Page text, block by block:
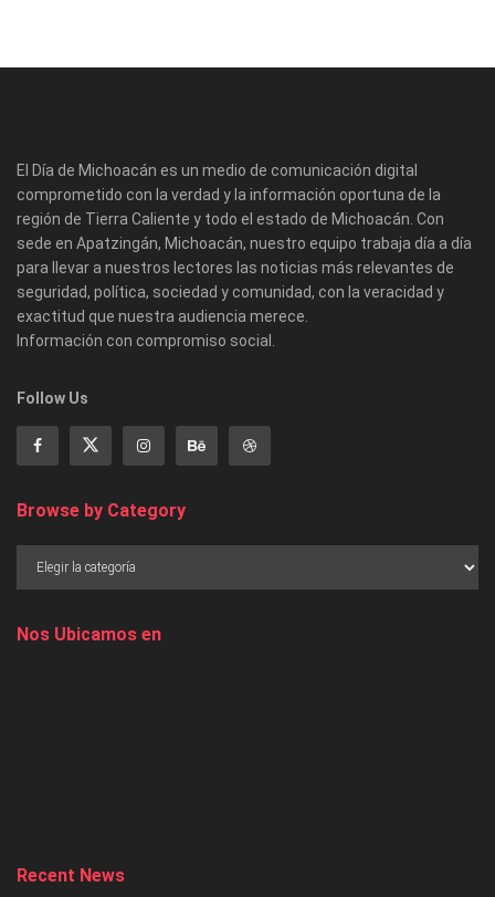
El Día de Michoacán es un medio de comunicación digital
comprometido con la verdad y la información oportuna de la
región de Tierra Caliente y todo el estado de Michoacán. Con
sede en Apatzingán, Michoacán, nuestro equipo trabaja día a día
para llevar a nuestros lectores las noticias más relevantes de
seguridad, política, sociedad y comunidad, con la veracidad y
exactitud que nuestra audiencia merece.
Información con compromiso social.
Follow Us
Browse by Category
Nos Ubicamos en
Recent News